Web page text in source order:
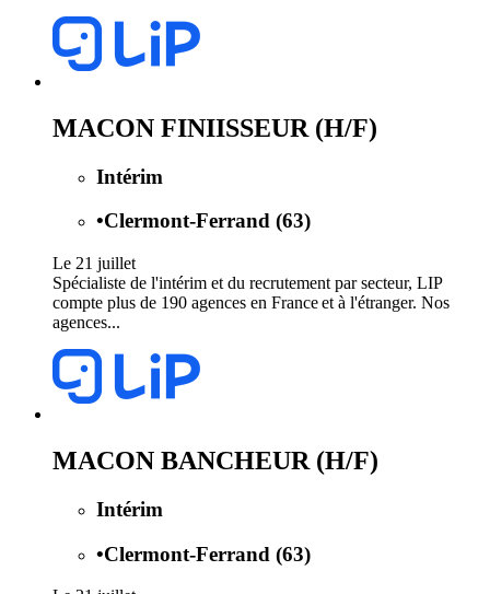
MACON FINIISSEUR (H/F)
Intérim
•Clermont-Ferrand (63)
Le 21 juillet
Spécialiste de l'intérim et du recrutement par secteur, LIP
compte plus de 190 agences en France et à l'étranger. Nos
agences...
MACON BANCHEUR (H/F)
Intérim
•Clermont-Ferrand (63)